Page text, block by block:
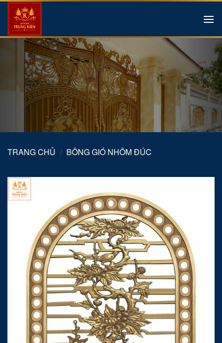
Skip
content
TRANG CHỦ / BÔNG GIÓ NHÔM ĐÚC